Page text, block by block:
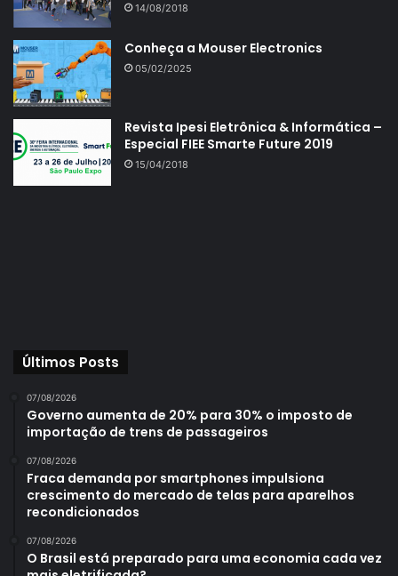
14/08/2018
Conheça a Mouser Electronics
05/02/2025
Revista Ipesi Eletrônica & Informática –
Especial FIEE Smarte Future 2019
15/04/2018
Últimos Posts
07/08/2026
Governo aumenta de 20% para 30% o imposto de
importação de trens de passageiros
07/08/2026
Fraca demanda por smartphones impulsiona
crescimento do mercado de telas para aparelhos
recondicionados
07/08/2026
O Brasil está preparado para uma economia cada vez